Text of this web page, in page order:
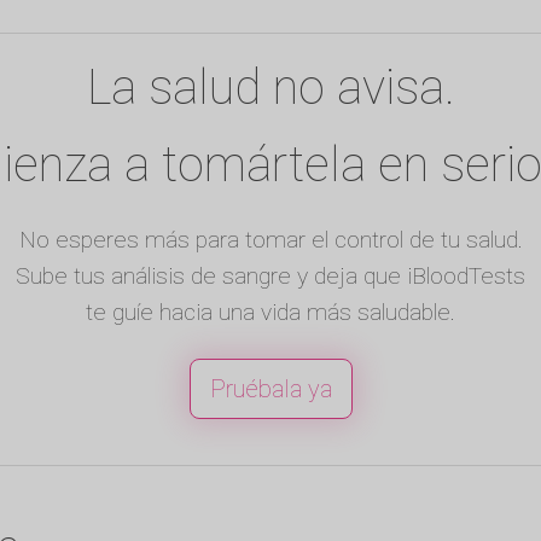
La salud no avisa.
a tomártela en
No esperes más para tomar el control de tu salud.
Sube tus análisis de sangre y deja que iBloodTests
te guíe hacia una vida más saludable.
Pruébala ya